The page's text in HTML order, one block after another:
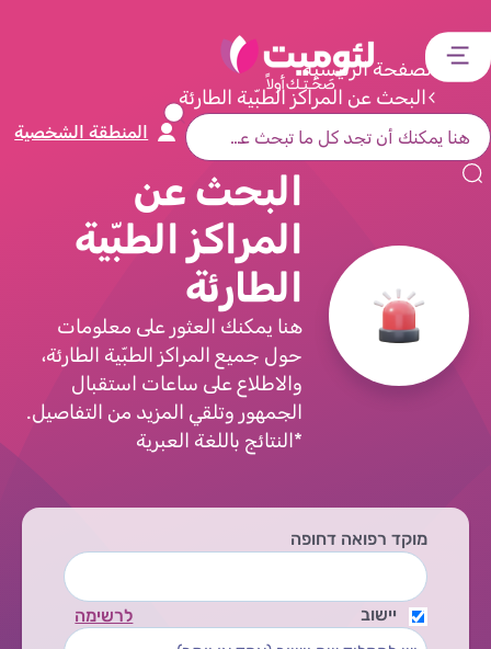
דלג
לתפריט
ראשי
דלג
לרכיב
חיפוש
דלג
לתוכן
מרכזי
דלג
לאזור
קישורים
תחתון
المنطقة الشخصية
الصفحة الرئيسية
البحث عن المراكز الطبّية الطارئة
البحث عن
المراكز الطبّية
الطارئة
هنا يمكنك العثور على معلومات
حول جميع المراكز الطبّية الطارئة،
والاطلاع على ساعات استقبال
الجمهور وتلقي المزيد من التفاصيل.
*النتائج باللغة العبرية
מוקד רפואה דחופה
יישוב לרשימה